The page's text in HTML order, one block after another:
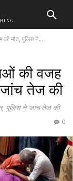
की मौत, पुलिस ने...
की वजह
तेज की
पुलिस ने जांच तेज की
0